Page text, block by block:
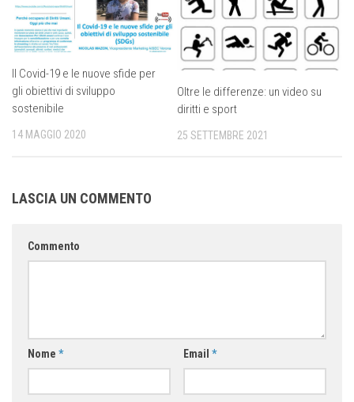
Il Covid-19 e le nuove sfide per
gli obiettivi di sviluppo
sostenibile
14 MAGGIO 2020
Oltre le differenze: un video su
diritti e sport
25 SETTEMBRE 2021
LASCIA UN COMMENTO
Commento
Nome * Email *